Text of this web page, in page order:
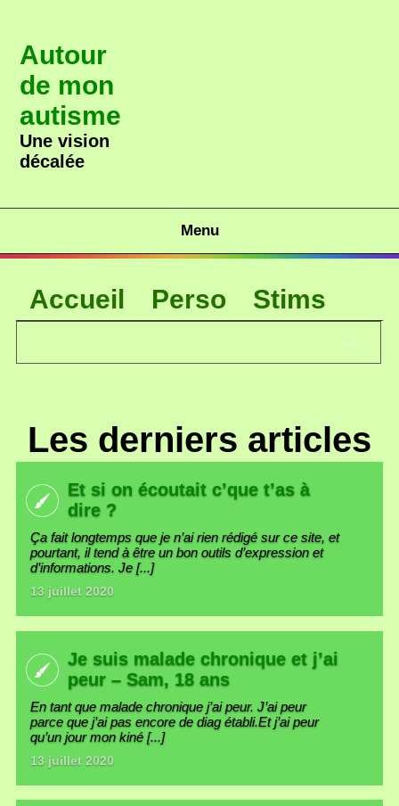
Autour
de mon
autisme
Une vision
décalée
Menu
Accueil Perso Stims
Les derniers articles
Et si on écoutait c’que t’as à
dire ?
Ça fait longtemps que je n’ai rien rédigé sur ce site, et
pourtant, il tend à être un bon outils d’expression et
d’informations. Je [...]
13 juillet 2020
Je suis malade chronique et j’ai
peur – Sam, 18 ans
En tant que malade chronique j’ai peur. J’ai peur
parce que j’ai pas encore de diag établi.Et j’ai peur
qu’un jour mon kiné [...]
13 juillet 2020